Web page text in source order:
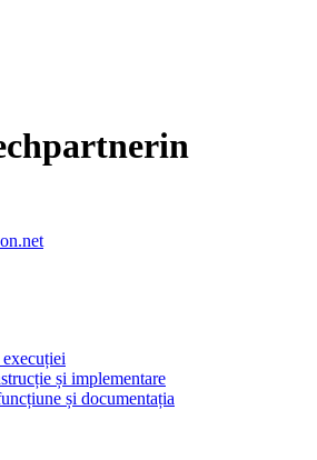
și implementare
și documentația